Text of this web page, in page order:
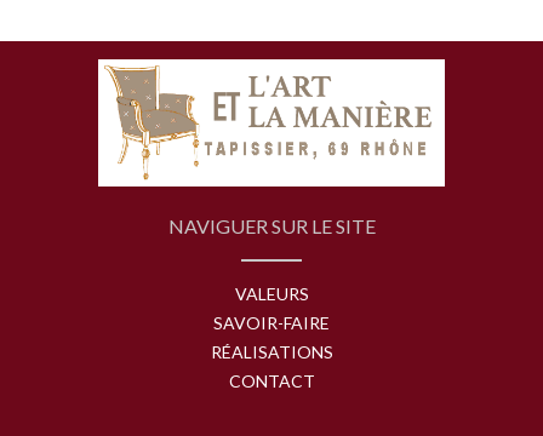
NAVIGUER SUR LE SITE
VALEURS
SAVOIR-FAIRE
RÉALISATIONS
CONTACT